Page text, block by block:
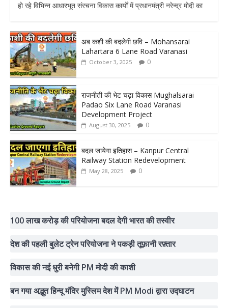
हो रहे विभिन्न आधारभूत संरचना विकास कार्यों में प्रधानमंत्री नरेन्द्र मोदी का
अब कशी की बदलेगी छवि – Mohansarai
Lahartara 6 Lane Road Varanasi
October 3, 2025 0
राजनीती की भेट चढ़ा विकास Mughalsarai
Padao Six Lane Road Varanasi
Development Project
August 30, 2025 0
बदल जायेगा इतिहास – Kanpur Central
Railway Station Redevelopment
May 28, 2025 0
100 लाख करोड़ की परियोजना बदल देगी भारत की तस्वीर
देश की पहली बुलेट ट्रेन परियोजना ने पकड़ी तूफ़ानी रफ़्तार
विकास की नई धुरी बनेगी PM मोदी की काशी
बन गया अद्भुत हिन्दू मंदिर मुस्लिम देश में PM Modi द्वारा उद्घाटन